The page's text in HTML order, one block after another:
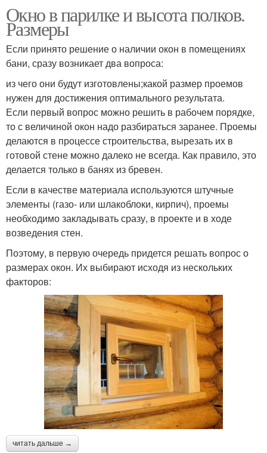
Окно в парилке и высота полков.
Размеры
Если принято решение о наличии окон в помещениях
бани, сразу возникает два вопроса:
из чего они будут изготовлены;какой размер проемов
нужен для достижения оптимального результата.
Если первый вопрос можно решить в рабочем порядке,
то с величиной окон надо разбираться заранее. Проемы
делаются в процессе строительства, вырезать их в
готовой стене можно далеко не всегда. Как правило, это
делается только в банях из бревен.
Если в качестве материала используются штучные
элементы (газо- или шлакоблоки, кирпич), проемы
необходимо закладывать сразу, в проекте и в ходе
возведения стен.
Поэтому, в первую очередь придется решать вопрос о
размерах окон. Их выбирают исходя из нескольких
факторов:
читать дальше →